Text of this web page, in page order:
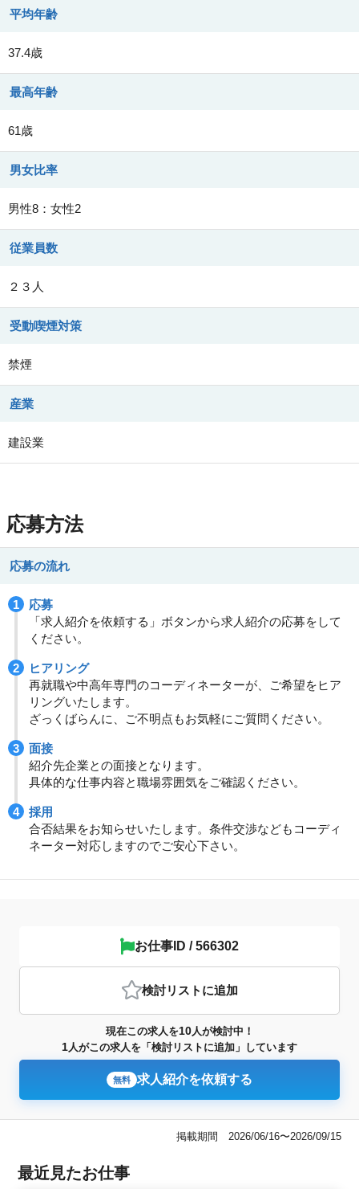
平均年齢
37.4歳
最高年齢
61歳
男女比率
男性8：女性2
従業員数
２３人
受動喫煙対策
禁煙
産業
建設業
応募方法
応募の流れ
応募
「求人紹介を依頼する」ボタンから求人紹介の応募をして
ください。
ヒアリング
再就職や中高年専門のコーディネーターが、ご希望をヒア
リングいたします。
ざっくばらんに、ご不明点もお気軽にご質問ください。
面接
紹介先企業との面接となります。
具体的な仕事内容と職場雰囲気をご確認ください。
採用
合否結果をお知らせいたします。条件交渉などもコーディ
ネーター対応しますのでご安心下さい。
お仕事ID / 566302
検討リスト に追加
現在この求人を10人が検討中！
1人がこの求人を「検討リストに追加」しています
無料 求人紹介を依頼する
掲載期間 2026/06/16〜2026/09/15
最近見たお仕事